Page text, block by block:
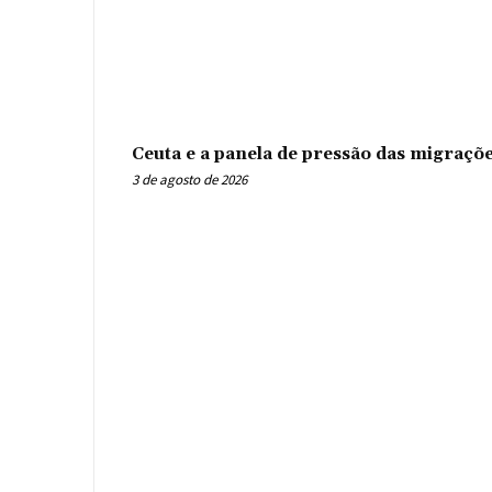
Ceuta e a panela de pressão das
3 de agosto de 2026